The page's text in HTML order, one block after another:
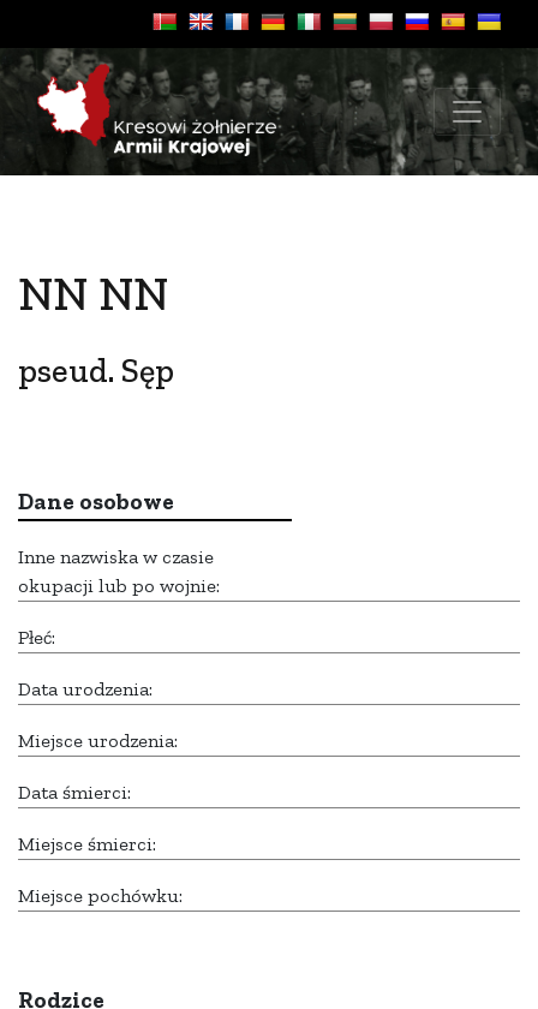
NN NN
pseud. Sęp
Dane osobowe
Inne nazwiska w czasie
okupacji lub po wojnie:
Płeć:
Data urodzenia:
Miejsce urodzenia:
Data śmierci:
Miejsce śmierci:
Miejsce pochówku:
Rodzice